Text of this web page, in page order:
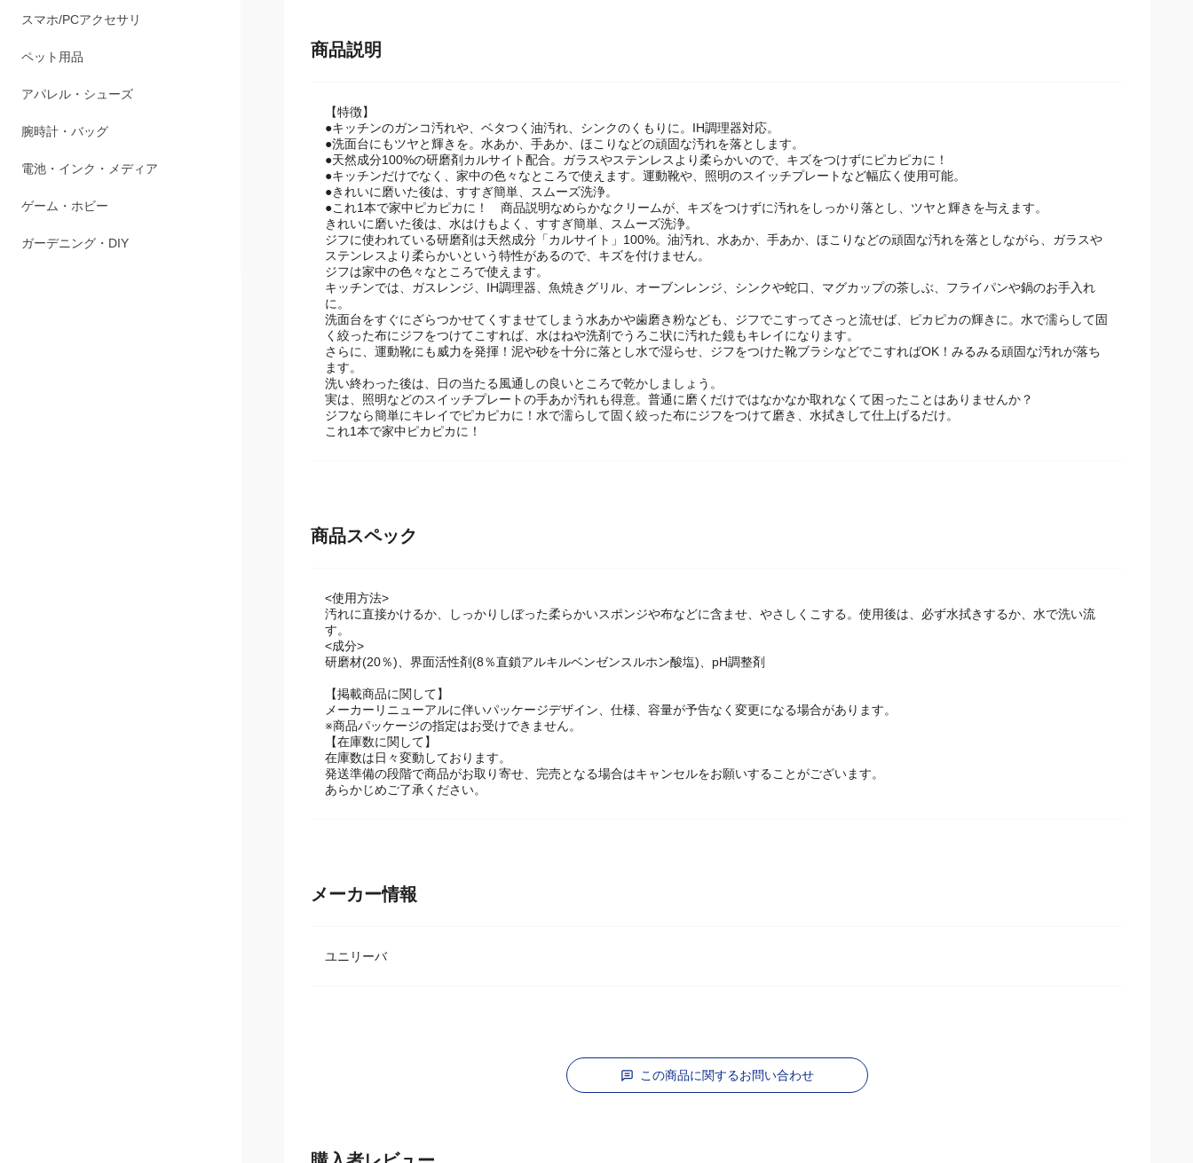
【特徴】
●キッチンのガンコ汚れや、ベタつく油汚れ、シンクのくもりに。IH調理器対応。
●洗面台にもツヤと輝きを。水あか、手あか、ほこりなどの頑固な汚れを落とします。
●天然成分100%の研磨剤カルサイト配合。ガラスやステンレスより柔らかいので、キズをつけずにピカピカに！
●キッチンだけでなく、家中の色々なところで使えます。運動靴や、照明のスイッチプレートなど幅広く使用可能。
●きれいに磨いた後は、すすぎ簡単、スムーズ洗浄。
●これ1本で家中ピカピカに！ 商品説明なめらかなクリームが、キズをつけずに汚れをしっかり落とし、ツヤと輝きを与えます。
きれいに磨いた後は、水はけもよく、すすぎ簡単、スムーズ洗浄。
ジフに使われている研磨剤は天然成分「カルサイト」100%。油汚れ、水あか、手あか、ほこりなどの頑固な汚れを落としながら、ガラスや
ステンレスより柔らかいという特性があるので、キズを付けません。
ジフは家中の色々なところで使えます。
キッチンでは、ガスレンジ、IH調理器、魚焼きグリル、オーブンレンジ、シンクや蛇口、マグカップの茶しぶ、フライパンや鍋のお手入れ
に。
洗面台をすぐにざらつかせてくすませてしまう水あかや歯磨き粉なども、ジフでこすってさっと流せば、ピカピカの輝きに。水で濡らして固
く絞った布にジフをつけてこすれば、水はねや洗剤でうろこ状に汚れた鏡もキレイになります。
さらに、運動靴にも威力を発揮！泥や砂を十分に落とし水で湿らせ、ジフをつけた靴ブラシなどでこすればOK！みるみる頑固な汚れが落ち
ます。
洗い終わった後は、日の当たる風通しの良いところで乾かしましょう。
実は、照明などのスイッチプレートの手あか汚れも得意。普通に磨くだけではなかなか取れなくて困ったことはありませんか？
ジフなら簡単にキレイでピカピカに！水で濡らして固く絞った布にジフをつけて磨き、水拭きして仕上げるだけ。
<使用方法>
汚れに直接かけるか、しっかりしぼった柔らかいスポンジや布などに含ませ、やさしくこする。使用後は、必ず水拭きするか、水で洗い流
す。
<成分>
【掲載商品に関して】
メーカーリニューアルに伴いパッケージデザイン、仕様、容量が予告なく変更になる場合があります。
※商品パッケージの指定はお受けできません。
【在庫数に関して】
在庫数は日々変動しております。
発送準備の段階で商品がお取り寄せ、完売となる場合はキャンセルをお願いすることがございます。
この商品に関するお問い合わせ